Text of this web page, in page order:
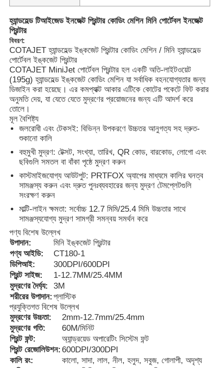
বাড়ি
পণ্য
আমাদের সম্পর্কে
হ্যান্ডহেল্ড টিআইজেড ইনজেক্ট প্রিন্টার কোডিং মেশিন মিনি পোর্টেবল ইনজেক্ট
প্রিন্টার
বিবরণ:
COTAJET হ্যান্ডহেল্ড ইঙ্কজেট প্রিন্টার কোডিং মেশিন / মিনি হ্যান্ডহেল্ড
পোর্টেবল ইঙ্কজেট প্রিন্টার
COTAJET MiniJet পোর্টেবল প্রিন্টার হল একটি অতি-লাইটওয়েট
(195g) হ্যান্ডহেল্ড ইঙ্কজেট কোডিং মেশিন যা সর্বাধিক বহনযোগ্যতার জন্য
ডিজাইন করা হয়েছে। এর কমপ্যাক্ট আকার এটিকে কোটের পকেটে ফিট করার
অনুমতি দেয়, যা যেতে যেতে মুদ্রণের প্রয়োজনের জন্য এটি আদর্শ করে
তোলে।
মূল বৈশিষ্ট্য
জলরোধী এবং টেকসই: বিভিন্ন উপকরণে উচ্চতর আনুগত্য সহ দ্রুত-
শুকানো কালি
বহুমুখী মুদ্রণ: টেক্সট, সংখ্যা, তারিখ, QR কোড, বারকোড, লোগো এবং
ছবিগুলি সমতল বা বাঁকা পৃষ্ঠে মুদ্রণ করুন
কাস্টমাইজযোগ্য আউটপুট: PRTFOX অ্যাপের মাধ্যমে কালির ঘনত্ব
সামঞ্জস্য করুন এবং দ্রুত পুনঃব্যবহারের জন্য মুদ্রণ টেমপ্লেটগুলি
সংরক্ষণ করুন
মাল্টি-লাইন ক্ষমতা: সর্বোচ্চ 12.7 মিমি/25.4 মিমি উচ্চতার সাথে
সামঞ্জস্যযোগ্য মুদ্রণ সামগ্রী সমন্বয় সমর্থন করে
পণ্য বিশেষ উল্লেখ
উপাদান:
মিনি ইঙ্কজেট প্রিন্টার
পণ্য আইডি:
CT180-1
ডিপিআই:
300DPI/600DPI
প্রিন্ট সাইজ:
1-12.7MM/25.4MM
মুদ্রণের দৈর্ঘ্য:
3M
শরীরের উপাদান: প্লাস্টিক
প্রযুক্তিগত বিশেষ উল্লেখ
মুদ্রণের উচ্চতা:
2mm-12.7mm/25.4mm
মুদ্রণের গতি:
60M/মিনিট
প্রিন্ট ফন্ট:
অ্যান্ড্রয়েড অপারেটিং সিস্টেম ফন্ট
প্রিন্ট রেজোলিউশন: 600DPI/300DPI
কালি রং:
কালো, সাদা, লাল, নীল, হলুদ, সবুজ, গোলাপী, অদৃশ্য